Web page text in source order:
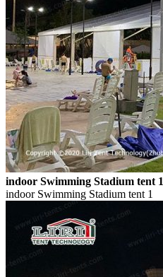
indoor Swimming Stadium tent 1
indoor Swimming Stadium tent 1